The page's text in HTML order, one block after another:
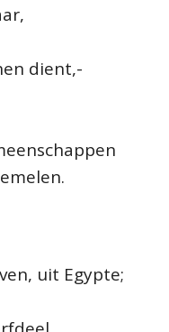
dient,-
uit Egypte;